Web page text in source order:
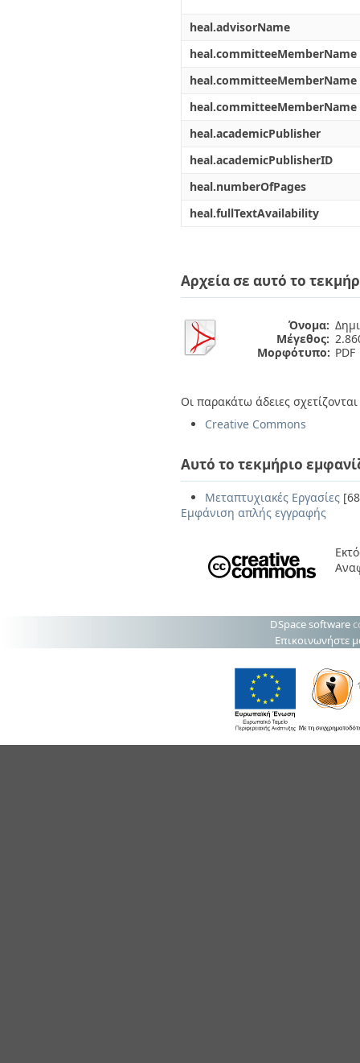
heal.advisorName
heal.committeeMemberName
heal.committeeMemberName
heal.committeeMemberName
heal.academicPublisher
heal.academicPublisherID
heal.numberOfPages
heal.fullTextAvailability
Αρχεία σε αυτό το
Όνομα:
Μέγεθος:
Μορφότυπο: PDF
Οι παρακάτω άδειες
Creative Commons
Αυτό το τεκμήριο
Μεταπτυχιακές Εργασίες
Εμφάνιση απλής εγγραφής
DSpace software
Επικοινωνήστε